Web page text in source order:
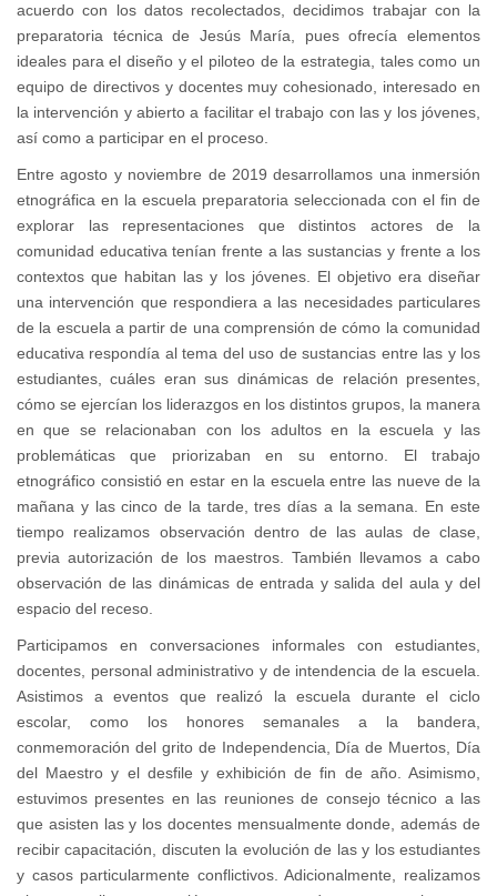
acuerdo con los datos recolectados, decidimos trabajar con la
preparatoria técnica de Jesús María, pues ofrecía elementos
ideales para el diseño y el piloteo de la estrategia, tales como un
equipo de directivos y docentes muy cohesionado, interesado en
la intervención y abierto a facilitar el trabajo con las y los jóvenes,
así como a participar en el proceso.
Entre agosto y noviembre de 2019 desarrollamos una inmersión
etnográfica en la escuela preparatoria seleccionada con el fin de
explorar las representaciones que distintos actores de la
comunidad educativa tenían frente a las sustancias y frente a los
contextos que habitan las y los jóvenes. El objetivo era diseñar
una intervención que respondiera a las necesidades particulares
de la escuela a partir de una comprensión de cómo la comunidad
educativa respondía al tema del uso de sustancias entre las y los
estudiantes, cuáles eran sus dinámicas de relación presentes,
cómo se ejercían los liderazgos en los distintos grupos, la manera
en que se relacionaban con los adultos en la escuela y las
problemáticas que priorizaban en su entorno. El trabajo
etnográfico consistió en estar en la escuela entre las nueve de la
mañana y las cinco de la tarde, tres días a la semana. En este
tiempo realizamos observación dentro de las aulas de clase,
previa autorización de los maestros. También llevamos a cabo
observación de las dinámicas de entrada y salida del aula y del
espacio del receso.
Participamos en conversaciones informales con estudiantes,
docentes, personal administrativo y de intendencia de la escuela.
Asistimos a eventos que realizó la escuela durante el ciclo
escolar, como los honores semanales a la bandera,
conmemoración del grito de Independencia, Día de Muertos, Día
del Maestro y el desfile y exhibición de fin de año. Asimismo,
estuvimos presentes en las reuniones de consejo técnico a las
que asisten las y los docentes mensualmente donde, además de
recibir capacitación, discuten la evolución de las y los estudiantes
y casos particularmente conflictivos. Adicionalmente, realizamos